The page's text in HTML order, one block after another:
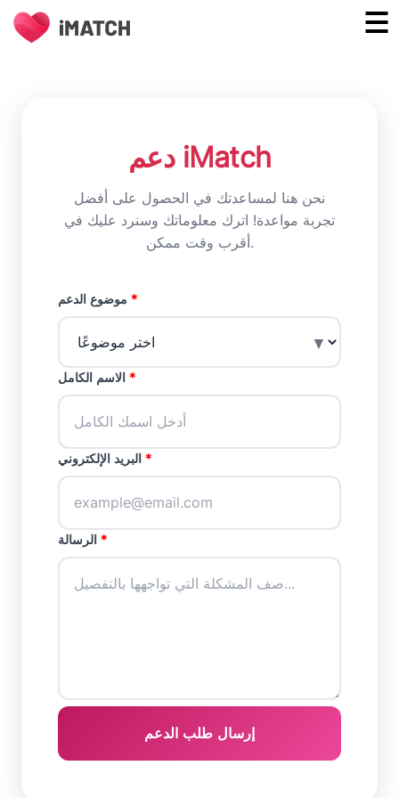
دعم iMatch
نحن هنا لمساعدتك في الحصول على أفضل
تجربة مواعدة! اترك معلوماتك وسنرد عليك في
أقرب وقت ممكن.
موضوع الدعم *
▼
الاسم الكامل *
البريد الإلكتروني *
الرسالة *
إرسال طلب الدعم